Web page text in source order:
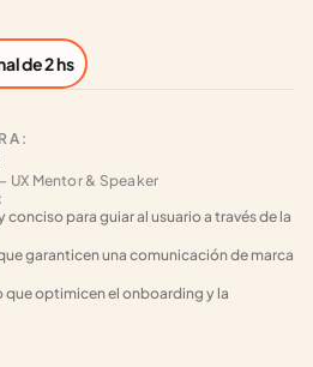
de 2 hs
UX Mentor & Speaker
para guiar al usuario a través de la
garanticen una comunicación de marca
optimicen el onboarding y la